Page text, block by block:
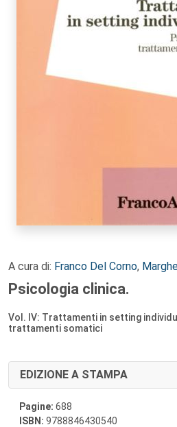
A cura di: Franco Del Corno,
Psicologia clinica.
Vol. IV: Trattamenti in setting
trattamenti somatici
EDIZIONE A STAMPA
Pagine: 688
ISBN: 9788846430540